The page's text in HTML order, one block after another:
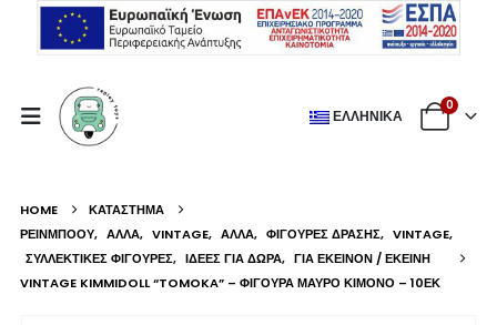
ΕΛΛΗΝΙΚΆ
0
HOME
ΚΑΤΆΣΤΗΜΑ
ΡΕΙΝΜΠΟΟΥ, ΆΛΛΑ, VINTAGE, ΆΛΛΑ, ΦΙΓΟΎΡΕΣ ΔΡΆΣΗΣ, VINTAGE,
ΣΥΛΛΕΚΤΙΚΈΣ ΦΙΓΟΎΡΕΣ, ΙΔΈΕΣ ΓΙΑ ΔΏΡΑ, ΓΙΑ ΕΚΕΊΝΟΝ / ΕΚΕΊΝΗ
VINTAGE KIMMIDOLL “TOMOKA” – ΦΙΓΟΎΡΑ ΜΑΎΡΟ ΚΙΜΟΝΌ – 10ΕΚ